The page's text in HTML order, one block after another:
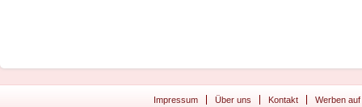
Impressum Über uns Kontakt Werben